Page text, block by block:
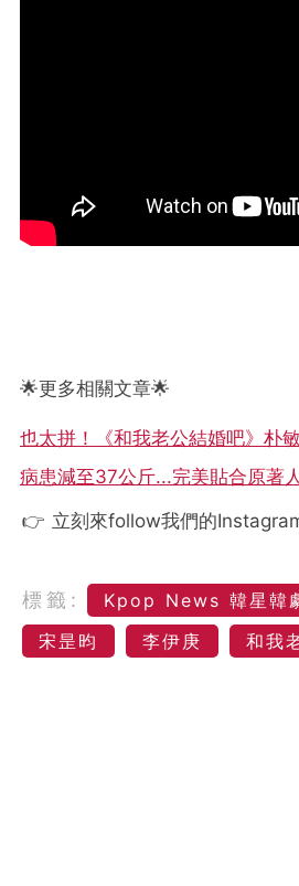
🌟更多相關文章🌟
也太拼！《和我老公結婚吧》朴
病患減至37公斤...完美貼合原著
👉 立刻來follow我們的
標籤: Kpop News 韓星韓
宋昰昀
李伊庚 和我